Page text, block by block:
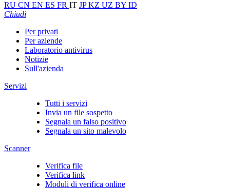
RU CN EN ES FR IT JPKZ UZ BY ID
Chiudi
Per privati
Per aziende
Laboratorio antivirus
Notizie
Sull'azienda
Servizi
Tutti i servizi
Invia un file sospetto
Segnala un falso positivo
Segnala un sito malevolo
Scanner
Verifica file
Verifica link
Moduli di verifica online